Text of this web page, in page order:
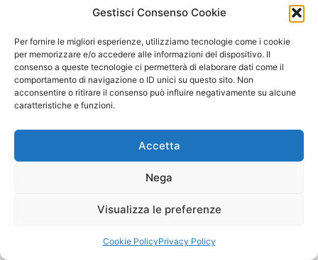
Gestisci Consenso Cookie
Per fornire le migliori esperienze, utilizziamo tecnologie come i cookie
per memorizzare e/o accedere alle informazioni del dispositivo. Il
consenso a queste tecnologie ci permetterà di elaborare dati come il
comportamento di navigazione o ID unici su questo sito. Non
acconsentire o ritirare il consenso può influire negativamente su alcune
caratteristiche e funzioni.
Accetta
Nega
Visualizza le preferenze
Cookie PolicyPrivacy Policy
Copyright © 2026 Il Gatto Blu Giochi educativi Montessori e